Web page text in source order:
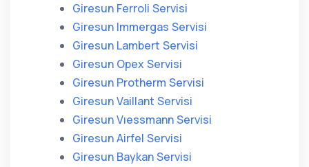
Giresun Ferroli Servisi
Giresun Immergas Servisi
Giresun Lambert Servisi
Giresun Opex Servisi
Giresun Protherm Servisi
Giresun Vaillant Servisi
Giresun Vıessmann Servisi
Giresun Airfel Servisi
Giresun Baykan Servisi